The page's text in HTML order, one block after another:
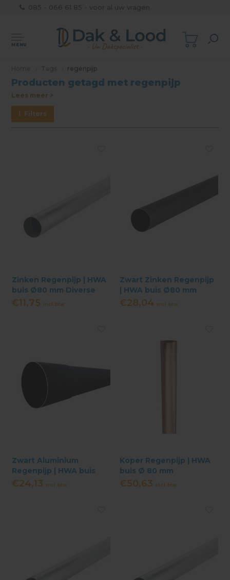
MENU
regenpijp
Producten getagd met regenpijp
Lees meer >
Filters
Zinken Regenpijp | HWA
buis Ø80 mm Diverse
Lengtes
€11,75 Incl. btw
Zwart Zinken Regenpijp
| HWA buis Ø80 mm
diverse Lengtes
€28,04 Incl. btw
Zwart Aluminium
Regenpijp | HWA buis
Ø80 mm
€24,13 Incl. btw
Koper Regenpijp | HWA
buis Ø 80 mm
€50,63 Incl. btw